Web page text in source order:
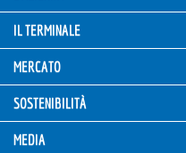
IL TERMINALE
MERCATO
SOSTENIBILITÀ
MEDIA